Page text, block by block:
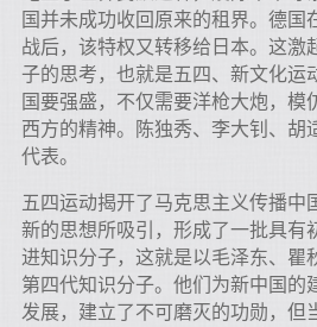
国并未成功收回原来的租界。德国
战后，该特权又转移给日本。这激
子的思考，也就是五四、新文化运
国要强盛，不仅需要洋枪大炮，模
西方的精神。陈独秀、李大钊、胡
代表。
五四运动揭开了马克思主义传播中
新的思想所吸引，形成了一批具有
进知识分子，这就是以毛泽东、瞿
第四代知识分子。他们为新中国的
发展，建立了不可磨灭的功勋，但